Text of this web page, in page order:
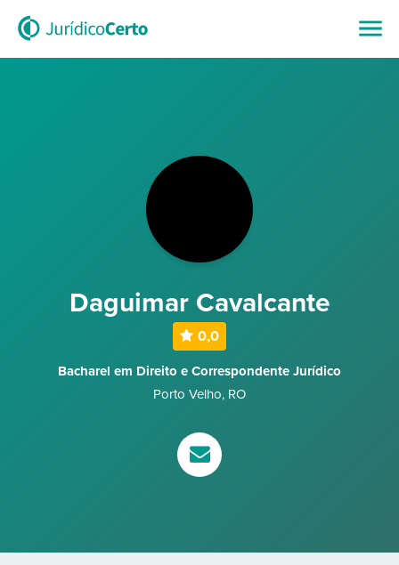
Daguimar Cavalcante
0,0
Bacharel em Direito e Correspondente Jurídico
Porto Velho, RO